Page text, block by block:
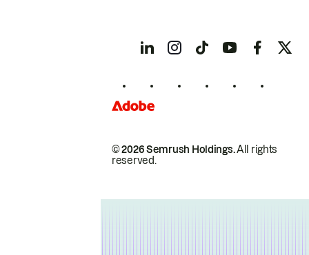
© 2026 Semrush Holdings.All rights
reserved.